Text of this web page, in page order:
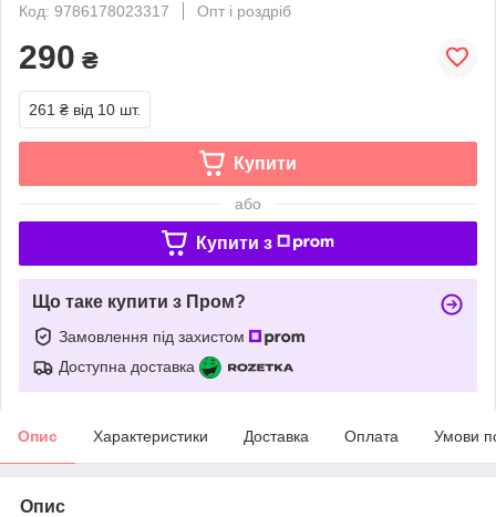
Код: 9786178023317
Опт і роздріб
290 ₴
261 ₴ від 10 шт.
Купити
або
Купити з
Що таке купити з Пром?
Замовлення під захистом
Доступна доставка
Опис Характеристики Доставка Оплата Умови
Опис